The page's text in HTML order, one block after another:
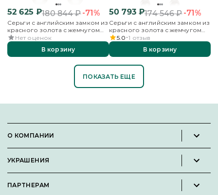
52 625 ₽180 844₽-71%
Серьги с английским замком из
красного золота с жемчугом
культивированным и
фианитами
Нет оценок
В корзину
50 793₽174 546₽-71%
Серьги с английским замком из
красного золота с жемчугом
культивированным и
фианитами
5.0 1 отзыв
В корзину
ПОКАЗАТЬ ЕЩЕ
О КОМПАНИИ
Вакансии
УКРАШЕНИЯ
Кольца
ПАРТНЕРАМ